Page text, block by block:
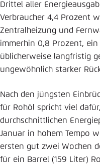
Drittel aller
Verbraucher 4,4 Prozent
Zentralheizung und
immerhin 0,8 Prozent, ein
üblicherweise langfristig
ungewöhnlich starker
Nach den jüngsten
für Rohöl spricht viel
durchschnittlichen
Januar in hohem Tempo
ersten gut zwei Wochen
für ein Barrel (159 Liter)